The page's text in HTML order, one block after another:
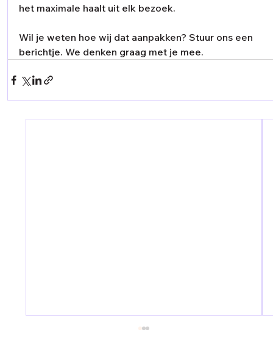
het maximale haalt uit elk bezoek.
Wil je weten hoe wij dat aanpakken? Stuur ons een
berichtje. We denken graag met je mee.